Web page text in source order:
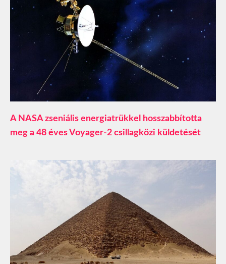
A NASA zseniális energiatrükkel hosszabbította
meg a 48 éves Voyager-2 csillagközi küldetését